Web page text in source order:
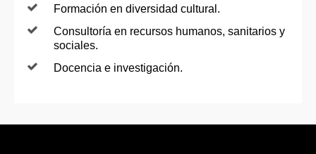
Formación en diversidad cultural.
Consultoría en recursos humanos, sanitarios y
sociales.
Docencia e investigación.